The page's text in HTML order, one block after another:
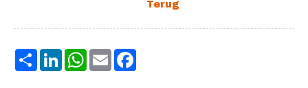
Share LinkedInWhatsApp
Email